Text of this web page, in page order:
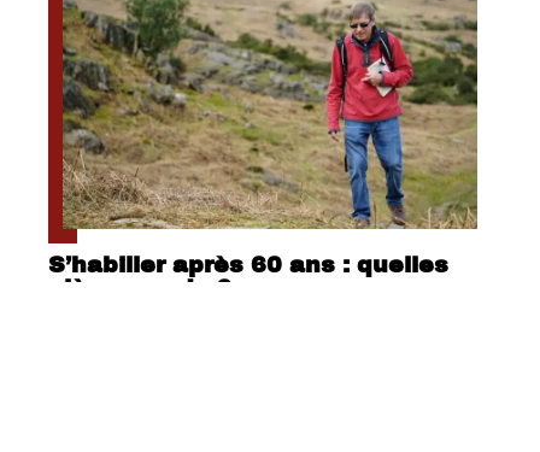
S’habiller après 60 ans : quelles
pièces mode ?